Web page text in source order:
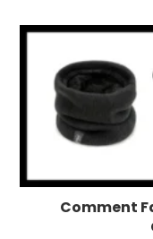
Comment